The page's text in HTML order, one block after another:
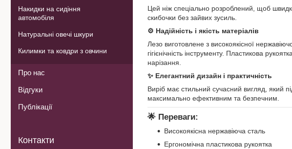
Цей ніж спеціально розроблений, щоб швидко
скибочки без зайвих зусиль.
⚙️ Надійність і якість матеріалів
Лезо виготовлене з високоякісної
гігієнічність інструменту. Пластикова
нарізання.
✨ Елегантний дизайн і практичність
Виріб має стильний сучасний вигляд, який
максимально ефективним та безпечним.
🌟 Переваги:
Високоякісна нержавіюча сталь
Ергономічна пластикова рукоятка
Накидки на сидіння
автомобіля
Натуральні овечі шкури
Килимки та ковдри з овчини
Про нас
Відгуки
Публікації
Контакти